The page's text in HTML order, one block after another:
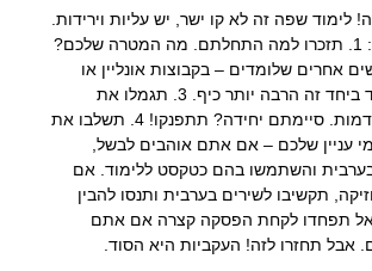
לימוד שפה זה לא קו ישר, יש עליות וירידות.
הנה כמה טיפים: 1. תזכרו למה התחלתם. מה המטרה שלכם?
אחרים שלומדים – בקבוצות אונליין או
פרונטלית. ללמוד ביחד זה הרבה יותר כיף. 3. תגמלו את
עצמכם על התקדמות. סיימתם יחידה? תתפנקו! 4. תשלבו את
עניין שלכם – אם אתם אוהבים לבשל,
והשתמשו בהם כטקסט ללימוד. אם
תקשיבו לשירים בערבית ותנסו להבין
המילים. 5. אל תפחדו לקחת הפסקה קצרה אם אתם
אבל תחזרו לזה! העקביות היא הסוד.